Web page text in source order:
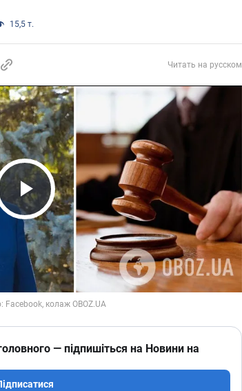
15,5 т.
Читать на русском
Video
— підпишіться на Новини на